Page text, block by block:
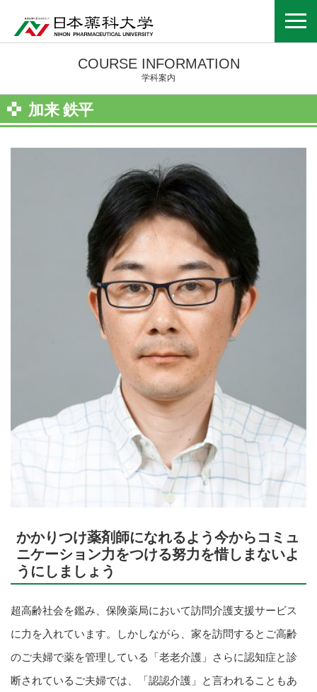
COURSE INFORMATION
学科案内
加来 鉄平
かかりつけ薬剤師になれるよう今からコミュ
ニケーション力をつける努力を惜しまないよ
うにしましょう
超高齢社会を鑑み、保険薬局において訪問介護支援サービス
に力を入れています。しかしながら、家を訪問するとご高齢
のご夫婦で薬を管理している「老老介護」さらに認知症と診
断されているご夫婦では、「認認介護」と言われることもあ